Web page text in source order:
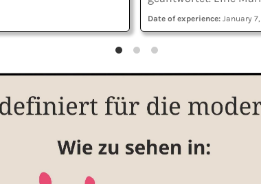
Date of experience: January